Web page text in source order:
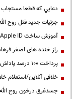
دعايي كه قطعا
جزئیات جدید قتل روح
آموزش ساخت Apple ID برای کاربران ایرانی
راز خنده های اصغر
پرداخت ۱۰۰ درصد پاداش پایان خدمت فرهنگیان
خلافی آنلاین/استعلام
جسدغرق درخون روح